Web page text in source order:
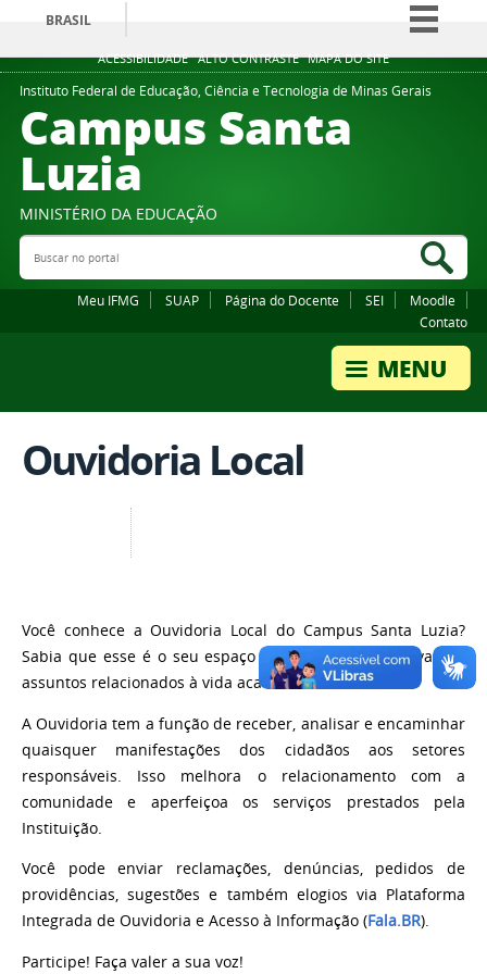
ACESSIBILIDADE ALTO CONTRASTE MAPA DO SITE
BRASIL
Simplifique!
Comunica BR
Participe
Instituto Federal de Educação, Ciência e Tecnologia de Minas Gerais
Campus Santa
Luzia
MINISTÉRIO DA EDUCAÇÃO
Buscar no portal
Meu IFMG SUAP Página do Docente SEI
Moodle
Contato
Ouvidoria Local
Você conhece a Ouvidoria Local do Campus Santa Luzia?
Sabia que esse é o seu espaço de participação efetiva nos
assuntos relacionados à vida acadêmica?!
A Ouvidoria tem a função de receber, analisar e encaminhar
quaisquer manifestações dos cidadãos aos setores
responsáveis. Isso melhora o relacionamento com a
comunidade e aperfeiçoa os serviços prestados pela
Instituição.
Você pode enviar reclamações, denúncias, pedidos de
providências, sugestões e também elogios via Plataforma
Integrada de Ouvidoria e Acesso à Informação (Fala.BR).
Participe! Faça valer a sua voz!